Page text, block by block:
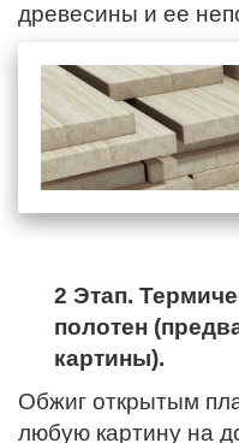
древесины и ее
2 Этап.
полотен
картины).
Обжиг открытым
любую картину на